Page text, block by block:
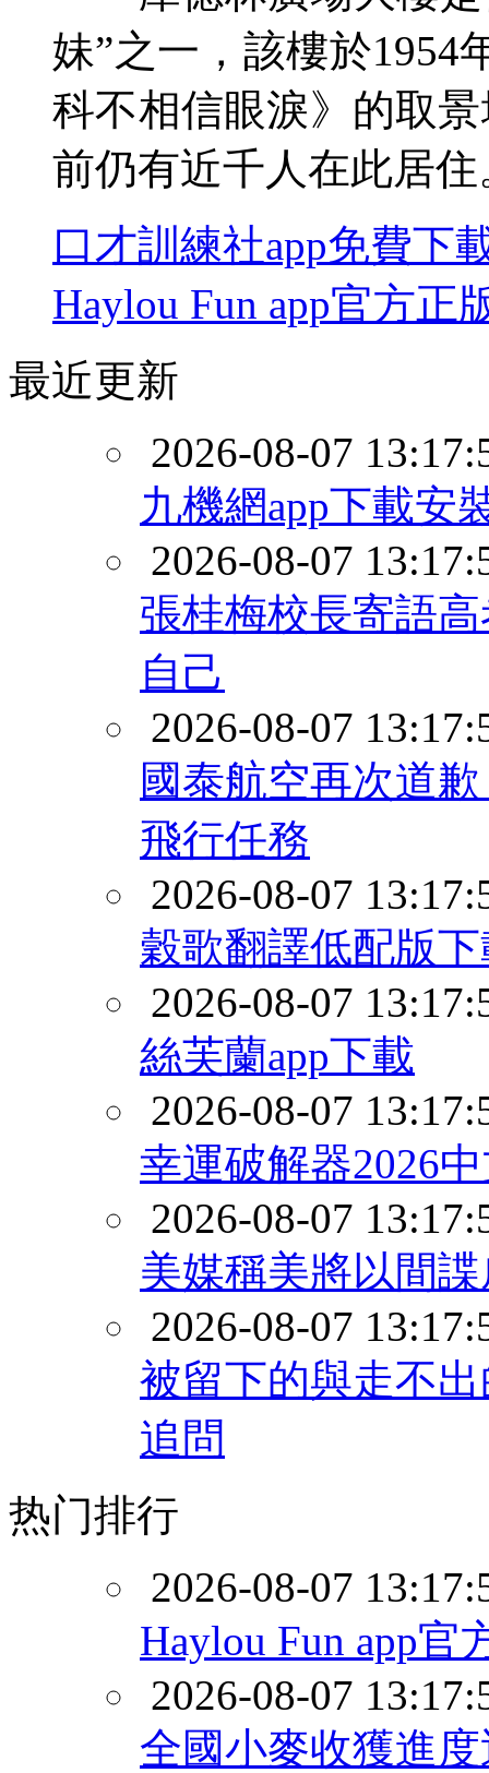
妹”之一，該樓於1954
科不相信眼淚》的取
前仍有近千人在此居住
口才訓練社app免費下
Haylou Fun app官方正
最近更新
2026-08-07
九機網app下載安
2026-08-07
張桂梅校長寄語
自己
2026-08-07
國泰航空再次道
飛行任務
2026-08-07
穀歌翻譯低配版
2026-08-07
絲芙蘭app下載
2026-08-07
幸運破解器2026
2026-08-07
美媒稱美將以間
2026-08-07
被留下的與走不
追問
热门排行
2026-08-07
Haylou Fun app官
2026-08-07
全國小麥收獲進